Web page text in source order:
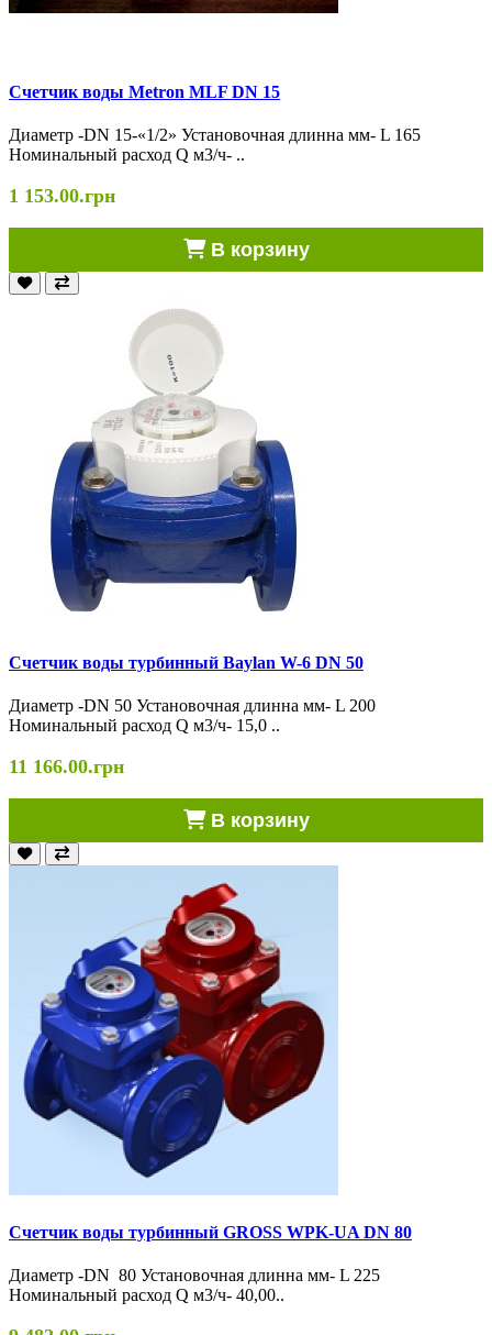
Счетчик воды Metron MLF DN 15
Диаметр -DN 15-«1/2» Установочная длинна мм- L 165
Номинальный расход Q м3/ч- ..
1 153.00.грн
В корзину
Cчетчик воды турбинный Baylan W-6 DN 50
Диаметр -DN 50 Установочная длинна мм- L 200
Номинальный расход Q м3/ч- 15,0 ..
11 166.00.грн
В корзину
Счетчик воды турбинный GROSS WPK-UA DN 80
Диаметр -DN 80 Установочная длинна мм- L 225
Номинальный расход Q м3/ч- 40,00..